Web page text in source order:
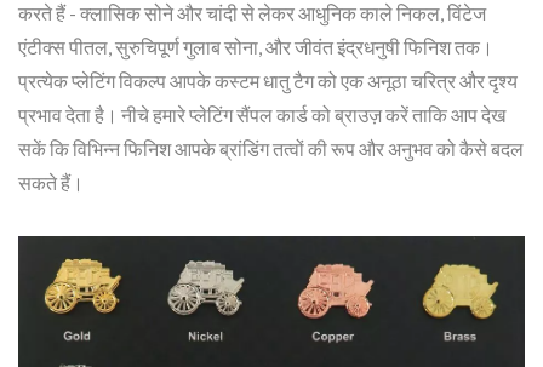
करते हैं - क्लासिक सोने और चांदी से लेकर आधुनिक काले निकल, विंटेज
एंटीक्स पीतल, सुरुचिपूर्ण गुलाब सोना, और जीवंत इंद्रधनुषी फिनिश तक।
प्रत्येक प्लेटिंग विकल्प आपके कस्टम धातु टैग को एक अनूठा चरित्र और दृश्य
प्रभाव देता है। नीचे हमारे प्लेटिंग सैंपल कार्ड को ब्राउज़ करें ताकि आप देख
सकें कि विभिन्न फिनिश आपके ब्रांडिंग तत्वों की रूप और अनुभव को कैसे बदल
सकते हैं।